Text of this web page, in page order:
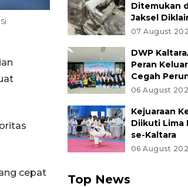
cepat
Ditemukan
Jaksel
07 August
DWP
Peran
Cegah
06 August
Kejuaraan
Diikuti Lima
se-Kaltara
06 August
Top News